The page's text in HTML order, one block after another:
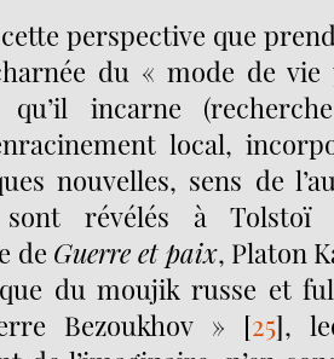
cette perspective que
du « mode de
incarne
local,
nouvelles, sens de
sont révélés à
de Guerre et paix, Platon
du moujik russe et
Bezoukhov » [25],